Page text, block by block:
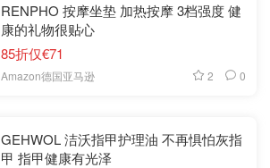
RENPHO 按摩坐垫 加热按摩 3档强度 健
康的礼物很贴心
85折仅€71
Amazon德国亚马逊 2 0
GEHWOL 洁沃指甲护理油 不再惧怕灰指
甲 指甲健康有光泽